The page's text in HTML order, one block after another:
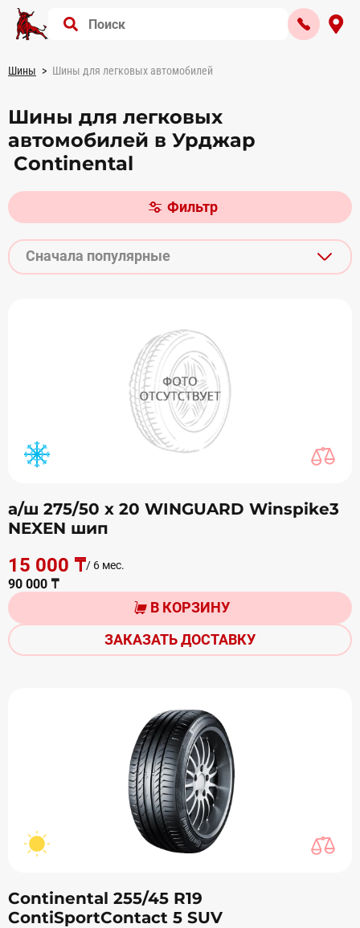
Шины Шины для легковых автомобилей
Шины для легковых
автомобилей в Урджар
Continental
Фильтр
Сначала популярные
а/ш 275/50 х 20 WINGUARD Winspike3
NEXEN шип
15 000 ₸/ 6 мес.
90 000 ₸
В КОРЗИНУ
ЗАКАЗАТЬ ДОСТАВКУ
Continental 255/45 R19
ContiSportContact 5 SUV